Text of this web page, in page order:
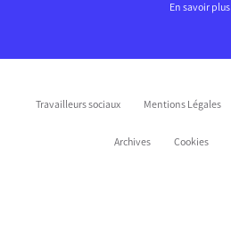
En savoir plus
Travailleurs sociaux Mentions Légales
Archives Cookies